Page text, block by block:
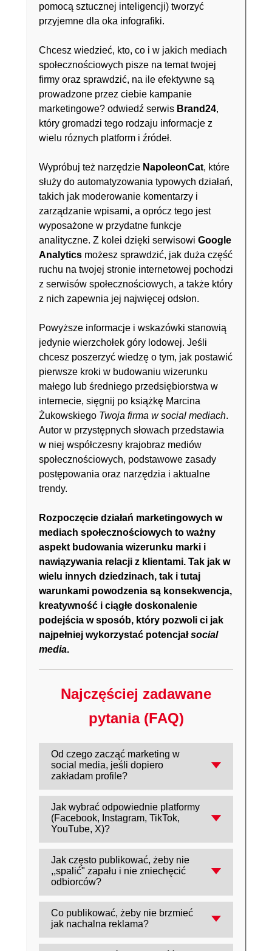
pomocą sztucznej inteligencji) tworzyć
przyjemne dla oka infografiki.
Chcesz wiedzieć, kto, co i w jakich mediach
społecznościowych pisze na temat twojej
firmy oraz sprawdzić, na ile efektywne są
prowadzone przez ciebie kampanie
marketingowe? odwiedź serwis Brand24,
który gromadzi tego rodzaju informacje z
wielu róznych platform i źródeł.
Wypróbuj też narzędzie NapoleonCat, które
służy do automatyzowania typowych działań,
takich jak moderowanie komentarzy i
zarządzanie wpisami, a oprócz tego jest
wyposażone w przydatne funkcje
analityczne. Z kolei dzięki serwisowi Google
Analytics możesz sprawdzić, jak duża część
ruchu na twojej stronie internetowej pochodzi
z serwisów społecznościowych, a także który
z nich zapewnia jej najwięcej odsłon.
Powyższe informacje i wskazówki stanowią
jedynie wierzchołek góry lodowej. Jeśli
chcesz poszerzyć wiedzę o tym, jak postawić
pierwsze kroki w budowaniu wizerunku
małego lub średniego przedsiębiorstwa w
internecie, sięgnij po książkę Marcina
Żukowskiego Twoja firma w social mediach.
Autor w przystępnych słowach przedstawia
w niej współczesny krajobraz mediów
społecznościowych, podstawowe zasady
postępowania oraz narzędzia i aktualne
trendy.
Rozpoczęcie działań marketingowych w
mediach społecznościowych to ważny
aspekt budowania wizerunku marki i
nawiązywania relacji z klientami. Tak jak w
wielu innych dziedzinach, tak i tutaj
warunkami powodzenia są konsekwencja,
kreatywność i ciągłe doskonalenie
podejścia w sposób, który pozwoli ci jak
najpełniej wykorzystać potencjałsocial
media.
Najczęściej zadawane
pytania (FAQ)
Od czego zacząć marketing w
social media, jeśli dopiero
zakładam profile?
Najpierw określ 1-2 cele (np.
rozpoznawalność, leady, sprzedaż),
wybierz kanały, w których jest Twoja grupa
treści i harmonogram publikacji.
Jak wybrać odpowiednie platformy
(Facebook, Instagram, TikTok,
YouTube, X)?
Dopasuj je do odbiorców i do formatu,
który realnie jesteś w stanie tworzyć
regularnie: wideo (YouTube/TikTok), grafiki
aktualności (X), społeczność i zasięg
mieszany (Facebook).
Jak często publikować, żeby nie
,,spalić" zapału i nie zniechęcić
odbiorców?
Ustal rytm, który utrzymasz długofalowo
(np. 2-3 posty tygodniowo) i trzymaj się
konsekwencji - lepiej publikować rzadziej,
ale regularnie, niż startować intensywnie i
Co publikować, żeby nie brzmieć
jak nachalna reklama?
Stawiaj na wartość dodaną: porady,